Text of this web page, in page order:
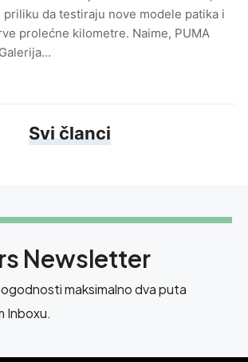
da testiraju nove modele patika i
prolećne kilometre. Naime, PUMA
Svi članci
Newsletter
maksimalno dva puta
Inboxu.